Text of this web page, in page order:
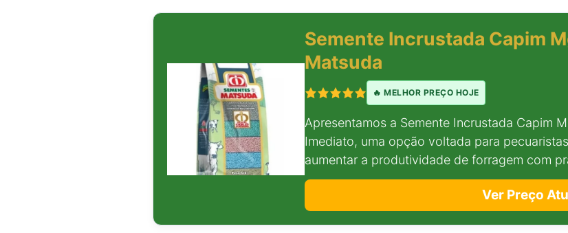
Semente Incrustada Capim
Matsuda
🔥 MELHOR PREÇO HOJE
Apresentamos a Semente Incrustada Capim
Imediato, uma opção voltada para
aumentar a produtividade de forragem com
Ver Preço